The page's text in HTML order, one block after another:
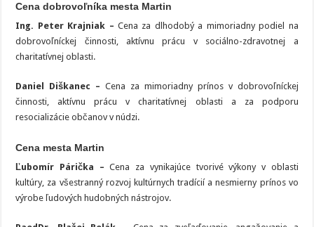
Cena dobrovoľníka mesta Martin
Ing. Peter Krajniak –Cena za dlhodobý a mimoriadny podiel na
dobrovoľníckej činnosti, aktívnu prácu v sociálno-zdravotnej a
charitatívnej oblasti.
Daniel Diškanec –Cena za mimoriadny prínos v dobrovoľníckej
činnosti, aktívnu prácu v charitatívnej oblasti a za podporu
resocializácie občanov v núdzi.
Cena mesta Martin
Ľubomír Párička –Cena za vynikajúce tvorivé výkony v oblasti
kultúry, za všestranný rozvoj kultúrnych tradícií a nesmierny prínos vo
výrobe ľudových hudobných nástrojov.